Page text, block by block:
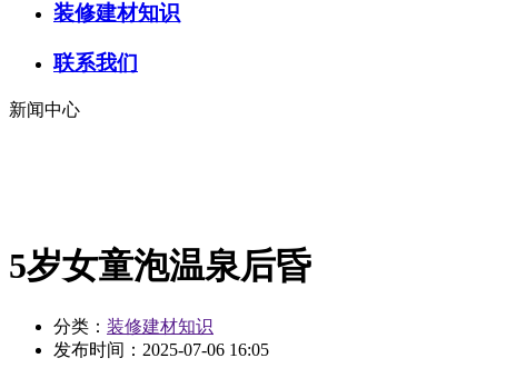
装修建材知识
联系我们
新闻中心
5岁女童泡温泉后昏
分类： 装修建材知识
发布时间： 2025-07-06 16:05